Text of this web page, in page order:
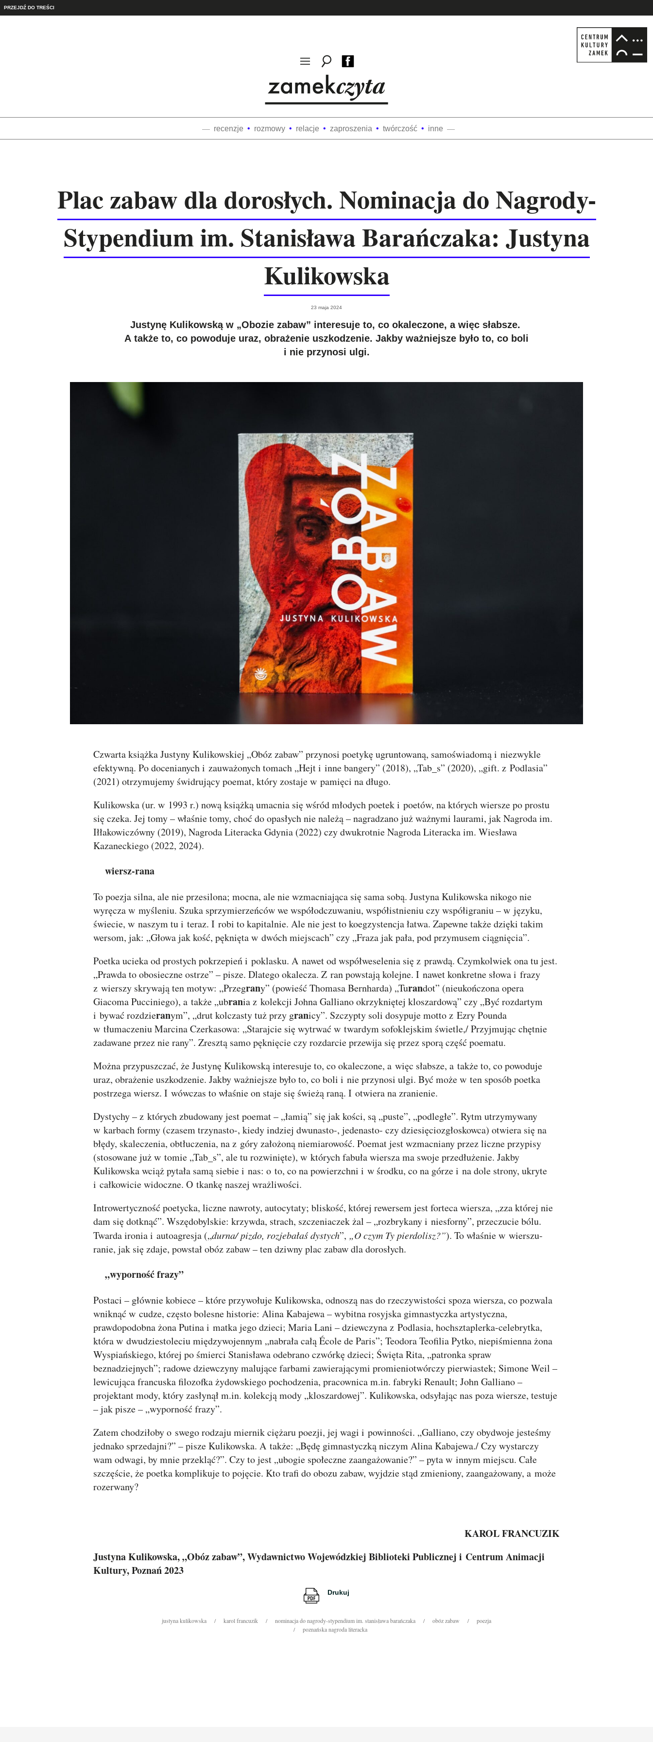
PRZEJDŹ DO TREŚCI
recenzje rozmowy relacje zaproszenia twórczość inne
Plac zabaw dla dorosłych. Nominacja do Nagrody-
Stypendium im. Stanisława Barańczaka: Justyna
Kulikowska
23 maja 2024
Justynę Kulikowską w „Obozie zabaw” interesuje to, co okaleczone, a więc słabsze.
A także to, co powoduje uraz, obrażenie uszkodzenie. Jakby ważniejsze było to, co boli
i nie przynosi ulgi.
Czwarta książka Justyny Kulikowskiej „Obóz zabaw” przynosi poetykę ugruntowaną, samoświadomą i niezwykle
efektywną. Po docenianych i zauważonych tomach „Hejt i inne bangery” (2018), „Tab_s” (2020), „gift. z Podlasia”
(2021) otrzymujemy świdrujący poemat, który zostaje w pamięci na długo.
Kulikowska (ur. w 1993 r.) nową książką umacnia się wśród młodych poetek i poetów, na których wiersze po prostu
się czeka. Jej tomy – właśnie tomy, choć do opasłych nie należą – nagradzano już ważnymi laurami, jak Nagroda im.
Iłłakowiczówny (2019), Nagroda Literacka Gdynia (2022) czy dwukrotnie Nagroda Literacka im. Wiesława
Kazaneckiego (2022, 2024).
wiersz-rana
To poezja silna, ale nie przesilona; mocna, ale nie wzmacniająca się sama sobą. Justyna Kulikowska nikogo nie
wyręcza w myśleniu. Szuka sprzymierzeńców we współodczuwaniu, współistnieniu czy współigraniu – w języku,
świecie, w naszym tu i teraz. I robi to kapitalnie. Ale nie jest to koegzystencja łatwa. Zapewne także dzięki takim
wersom, jak: „Głowa jak kość, pęknięta w dwóch miejscach” czy „Fraza jak pała, pod przymusem ciągnięcia”.
Poetka ucieka od prostych pokrzepień i poklasku. A nawet od współweselenia się z prawdą. Czymkolwiek ona tu jest.
„Prawda to obosieczne ostrze” – pisze. Dlatego okalecza. Z ran powstają kolejne. I nawet konkretne słowa i frazy
z wierszy skrywają ten motyw: „Przegrany” (powieść Thomasa Bernharda) „Turandot” (nieukończona opera
Giacoma Pucciniego), a także „ubrania z kolekcji Johna Galliano okrzykniętej kloszardową” czy „Być rozdartym
i bywać rozdzieranym”, „drut kolczasty tuż przy granicy”. Szczypty soli dosypuje motto z Ezry Pounda
w tłumaczeniu Marcina Czerkasowa: „Starajcie się wytrwać w twardym sofoklejskim świetle,/ Przyjmując chętnie
zadawane przez nie rany”. Zresztą samo pęknięcie czy rozdarcie przewija się przez sporą część poematu.
Można przypuszczać, że Justynę Kulikowską interesuje to, co okaleczone, a więc słabsze, a także to, co powoduje
uraz, obrażenie uszkodzenie. Jakby ważniejsze było to, co boli i nie przynosi ulgi. Być może w ten sposób poetka
postrzega wiersz. I wówczas to właśnie on staje się świeżą raną. I otwiera na zranienie.
Dystychy – z których zbudowany jest poemat – „łamią” się jak kości, są „puste”, „podległe”. Rytm utrzymywany
w karbach formy (czasem trzynasto-, kiedy indziej dwunasto-, jedenasto- czy dziesięciozgłoskowca) otwiera się na
błędy, skaleczenia, obtłuczenia, na z góry założoną niemiarowość. Poemat jest wzmacniany przez liczne przypisy
(stosowane już w tomie „Tab_s”, ale tu rozwinięte), w których fabuła wiersza ma swoje przedłużenie. Jakby
Kulikowska wciąż pytała samą siebie i nas: o to, co na powierzchni i w środku, co na górze i na dole strony, ukryte
i całkowicie widoczne. O tkankę naszej wrażliwości.
Introwertyczność poetycka, liczne nawroty, autocytaty; bliskość, której rewersem jest forteca wiersza, „zza której nie
dam się dotknąć”. Wszędobylskie: krzywda, strach, szczeniaczek żal – „rozbrykany i niesforny”, przeczucie bólu.
Twarda ironia i autoagresja („durna/ pizdo, rozjebałaś dystych”, „O czym Ty pierdolisz?”). To właśnie w wierszu-
ranie, jak się zdaje, powstał obóz zabaw – ten dziwny plac zabaw dla dorosłych.
„wyporność frazy”
Postaci – głównie kobiece – które przywołuje Kulikowska, odnoszą nas do rzeczywistości spoza wiersza, co pozwala
wniknąć w cudze, często bolesne historie: Alina Kabajewa – wybitna rosyjska gimnastyczka artystyczna,
prawdopodobna żona Putina i matka jego dzieci; Maria Lani – dziewczyna z Podlasia, hochsztaplerka-celebrytka,
która w dwudziestoleciu międzywojennym „nabrała całą École de Paris”; Teodora Teofilia Pytko, niepiśmienna żona
Wyspiańskiego, której po śmierci Stanisława odebrano czwórkę dzieci; Święta Rita, „patronka spraw
beznadziejnych”; radowe dziewczyny malujące farbami zawierającymi promieniotwórczy pierwiastek; Simone Weil –
lewicująca francuska filozofka żydowskiego pochodzenia, pracownica m.in. fabryki Renault; John Galliano –
projektant mody, który zasłynął m.in. kolekcją mody „kloszardowej”. Kulikowska, odsyłając nas poza wiersze, testuje
– jak pisze – „wyporność frazy”.
Zatem chodziłoby o swego rodzaju miernik ciężaru poezji, jej wagi i powinności. „Galliano, czy obydwoje jesteśmy
jednako sprzedajni?” – pisze Kulikowska. A także: „Będę gimnastyczką niczym Alina Kabajewa./ Czy wystarczy
wam odwagi, by mnie przekląć?”. Czy to jest „ubogie społeczne zaangażowanie?” – pyta w innym miejscu. Całe
szczęście, że poetka komplikuje to pojęcie. Kto trafi do obozu zabaw, wyjdzie stąd zmieniony, zaangażowany, a może
rozerwany?
KAROL FRANCUZIK
Justyna Kulikowska, „Obóz zabaw”, Wydawnictwo Wojewódzkiej Biblioteki Publicznej i Centrum Animacji
Kultury, Poznań 2023
Drukuj
justyna kulikowska karol francuzik nominacja do nagrody-stypendium im. stanisława barańczaka obóz zabaw
poezja
poznańska nagroda literacka